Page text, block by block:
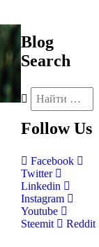
Blog
Search
Follow Us
Facebook
Twitter
Linkedin
Instagram
Youtube
Steemit
Reddit